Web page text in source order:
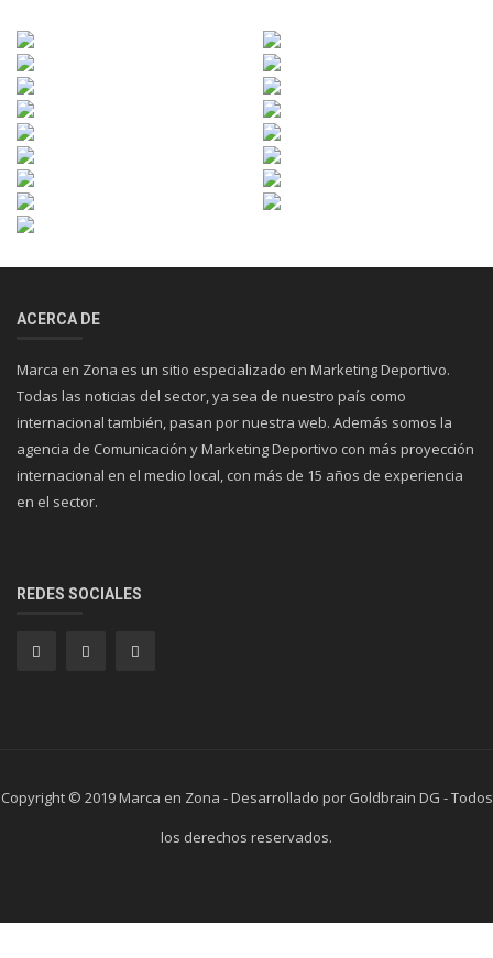
ACERCA DE
Marca en Zona es un sitio especializado en Marketing Deportivo.
Todas las noticias del sector, ya sea de nuestro país como
internacional también, pasan por nuestra web. Además somos la
agencia de Comunicación y Marketing Deportivo con más proyección
internacional en el medio local, con más de 15 años de experiencia
en el sector.
REDES SOCIALES
Copyright © 2019 Marca en Zona - Desarrollado por Goldbrain DG - Todos
los derechos reservados.